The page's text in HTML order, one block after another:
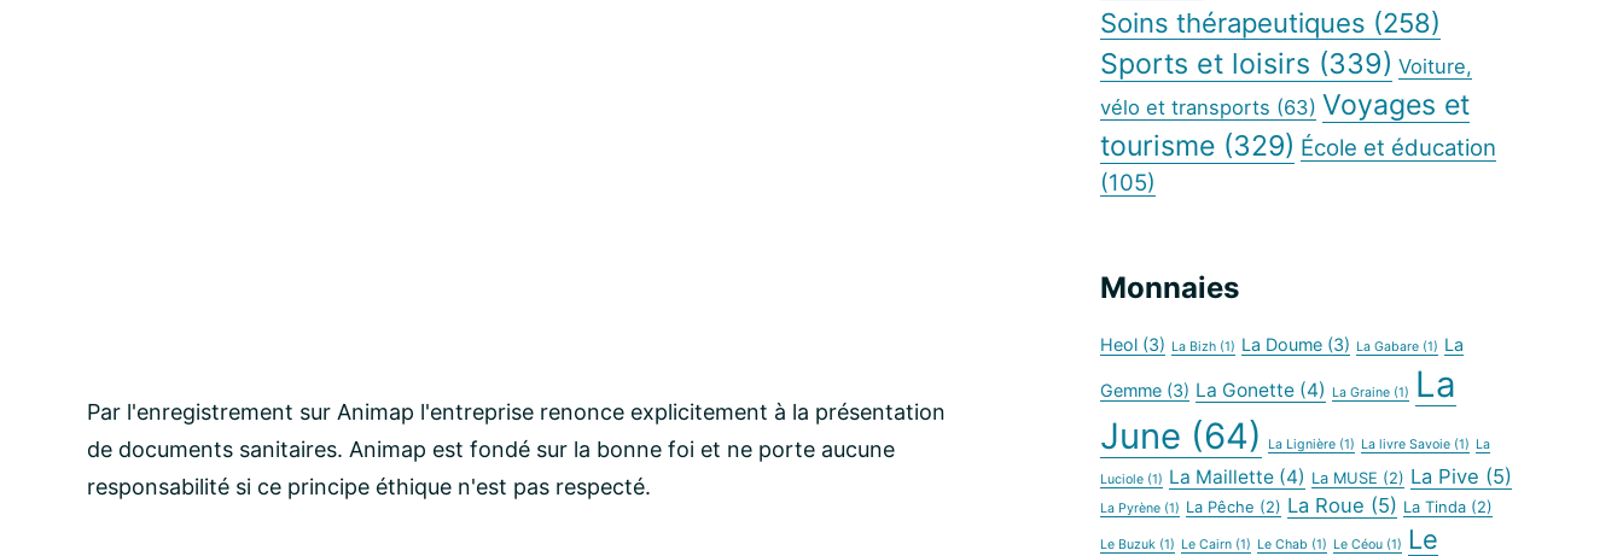
Par l'enregistrement sur Animap l'entreprise renonce explicitement à la présentation
de documents sanitaires. Animap est fondé sur la bonne foi et ne porte aucune
responsabilité si ce principe éthique n'est pas respecté.
Soins thérapeutiques (258)
Sports et loisirs (339) Voiture,
vélo et transports (63) Voyages et
tourisme (329) École et éducation
(105)
Monnaies
Heol (3) La Bizh (1) La Doume (3) La Gabare (1) La
Gemme (3) La Gonette (4) La Graine (1)
La
June (64) La Lignière (1) La livre Savoie (1) La
Luciole (1) La Maillette (4) La MUSE (2) La Pive (5)
La Pyrène (1) La Pêche (2) La Roue (5) La Tinda (2)
Le Buzuk (1) Le Cairn (1) Le Chab (1) Le Céou (1)
Le